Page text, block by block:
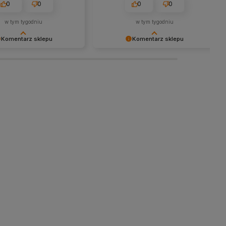
Komentarz sklepu
Dziękujemy raz
0 0
w tym tygodniu
Komentarz sklepu
0 0
w tym tygodniu